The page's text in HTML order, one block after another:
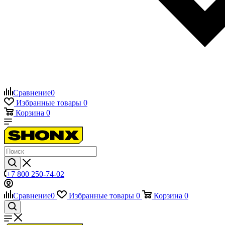
Сравнение0
Избранные товары 0
Корзина 0
+7 800 250-74-02
Сравнение0 Избранные товары 0 Корзина 0